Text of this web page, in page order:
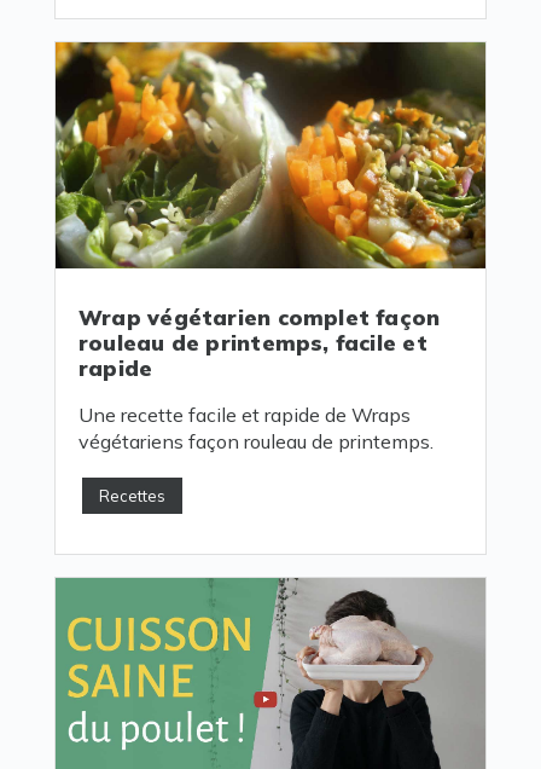
Wrap végétarien complet façon
rouleau de printemps, facile et
rapide
Une recette facile et rapide de Wraps
végétariens façon rouleau de printemps.
Recettes